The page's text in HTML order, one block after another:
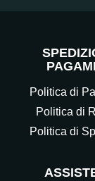
Politica di
Politica di
Politica di